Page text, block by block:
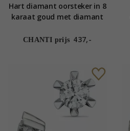
Hart diamant oorsteker in 8
karaat goud met diamant
CHANTI prijs 437,-